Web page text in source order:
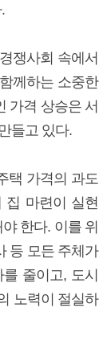
쟁사회 속에서
께하는 소중한
가격 상승은 서
들고 있다.
택 가격의 과도
집 마련이 실현
한다. 이를 위
등 모든 주체가
줄이고, 도시
노력이 절실하